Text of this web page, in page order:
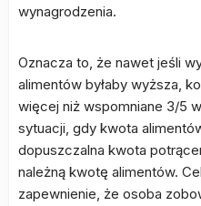
wynagrodzenia.
Oznacza to, że nawet jeśli
alimentów byłaby wyższa,
więcej niż wspomniane 3/5
sytuacji, gdy kwota
dopuszczalna kwota
należną kwotę alimentów.
zapewnienie, że osoba